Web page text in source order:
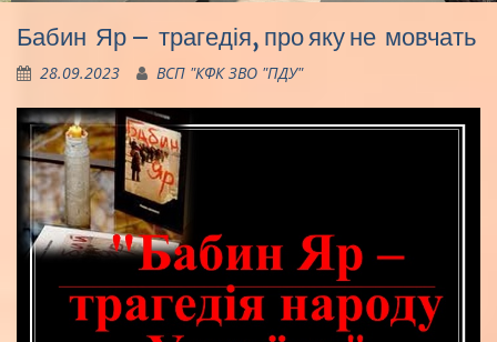
Бабин Яр – трагедія, про яку не мовчать
28.09.2023 ВСП "КФК ЗВО "ПДУ"